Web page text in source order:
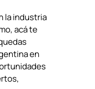
la industria
acá te
en